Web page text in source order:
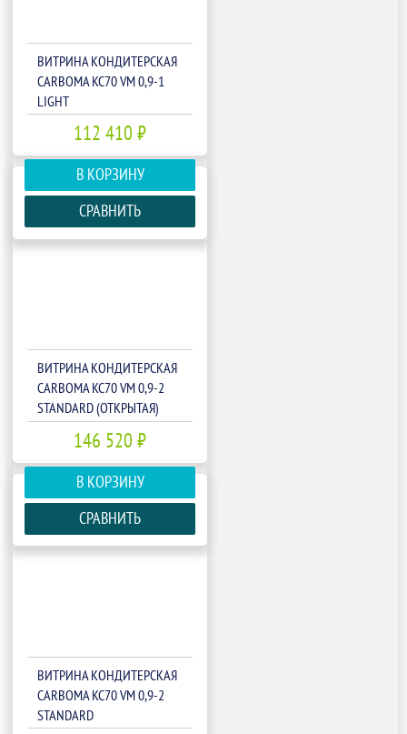
ВИТРИНА КОНДИТЕРСКАЯ
CARBOMA KC70 VM 0,9-1
LIGHT
ПАТТЕРН(П0000006016.1343)
112 410 ₽
В КОРЗИНУ
СРАВНИТЬ
ВИТРИНА КОНДИТЕРСКАЯ
CARBOMA KC70 VM 0,9-2
STANDARD (ОТКРЫТАЯ)
146 520 ₽
В КОРЗИНУ
СРАВНИТЬ
ВИТРИНА КОНДИТЕРСКАЯ
CARBOMA KC70 VM 0,9-2
STANDARD